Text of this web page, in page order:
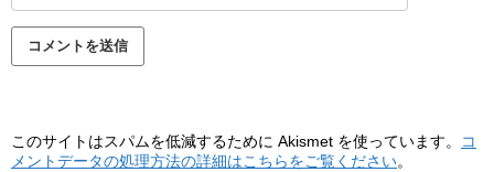
このサイトはスパムを低減するために Akismet を使っています。
コ
メントデータの処理方法の詳細はこちらをご覧ください。